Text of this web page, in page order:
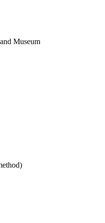
Museum